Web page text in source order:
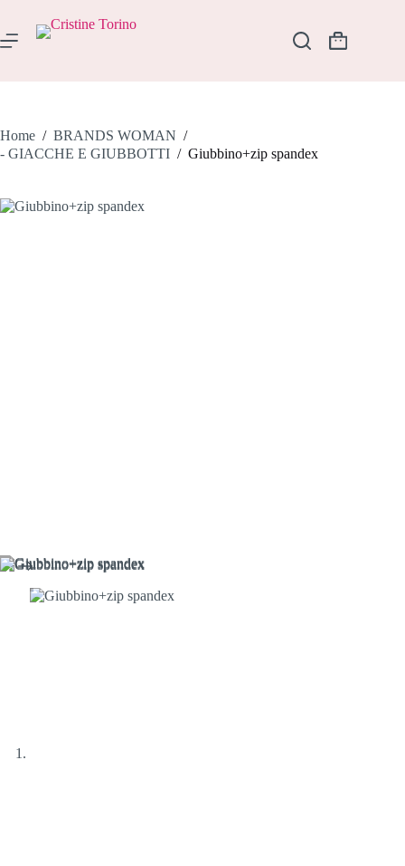
contenuto
Carrello
Home / BRANDS WOMAN /
- GIACCHE E GIUBBOTTI / Giubbino+zip spandex